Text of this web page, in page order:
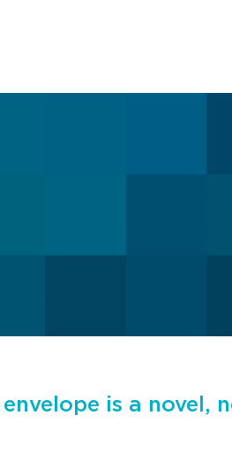
envelope is a novel,